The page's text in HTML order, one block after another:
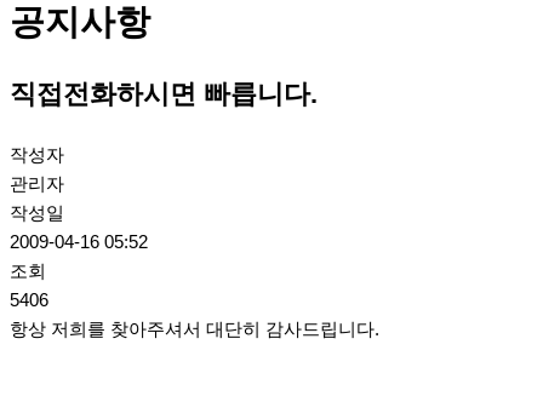
공지사항
직접전화하시면 빠릅니다.
작성자
관리자
작성일
2009-04-16 05:52
조회
5406
항상 저희를 찾아주셔서 대단히 감사드립니다.